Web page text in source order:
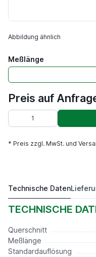
Abbildung ähnlich
Meßlänge
Preis auf
* Preis zzgl. MwSt. und
Maßstab KAMI
Preis auf
Technische Daten
TECHNISCHE
Querschnitt
Meßlänge
Standardauflösung